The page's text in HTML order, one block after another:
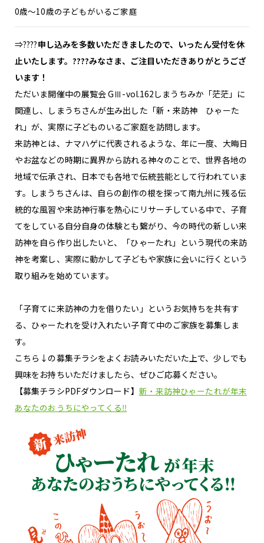
0歳〜10歳の子どもがいるご家庭
⇒????申し込みを多数いただきましたので、いったん受付を休
止いたします。????みなさま、ご注目いただきありがとうござ
います！
ただいま開催中の展覧会 GⅢ-vol.162しまうちみか「茫茫」に
関連し、しまうちさんが生み出した「新・来訪神 ひゃーた
れ」が、実際に子どものいるご家庭を訪問します。
来訪神とは、ナマハゲに代表されるような、年に一度、大晦日
やお盆などの時期に異界から訪れる神々のことで、世界各地の
地域で伝承され、日本でも各地で伝統芸能として行われていま
す。しまうちさんは、自らの創作の根を探って南九州に残る伝
統的な風習や来訪神行事を熱心にリサーチしている中で、子育
てをしている自分自身の体験とも繋がり、今の時代の新しい来
訪神を自ら作り出したいと、「ひゃーたれ」という現代の来訪
神を考案し、実際に動かして子どもや家族に会いに行くという
取り組みを始めています。
「子育てに来訪神の力を借りたい」というお気持ちを共有す
る、ひゃーたれを受け入れたい子育て中のご家族を募集しま
す。
こちら↓の募集チラシをよくお読みいただいた上で、少しでも
興味をお持ちいただけましたら、ぜひご応募ください。
【募集チラシPDFダウンロード】 新・来訪神ひゃーたれが年末
あなたのおうちにやってくる‼︎